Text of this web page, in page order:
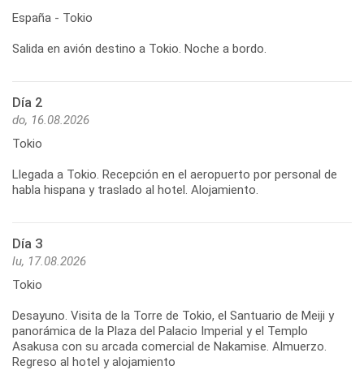
España - Tokio
Salida en avión destino a Tokio. Noche a bordo.
Día 2
do, 16.08.2026
Tokio
Llegada a Tokio. Recepción en el aeropuerto por personal de
habla hispana y traslado al hotel. Alojamiento.
Día 3
lu, 17.08.2026
Tokio
Desayuno. Visita de la Torre de Tokio, el Santuario de Meiji y
panorámica de la Plaza del Palacio Imperial y el Templo
Asakusa con su arcada comercial de Nakamise. Almuerzo.
Regreso al hotel y alojamiento